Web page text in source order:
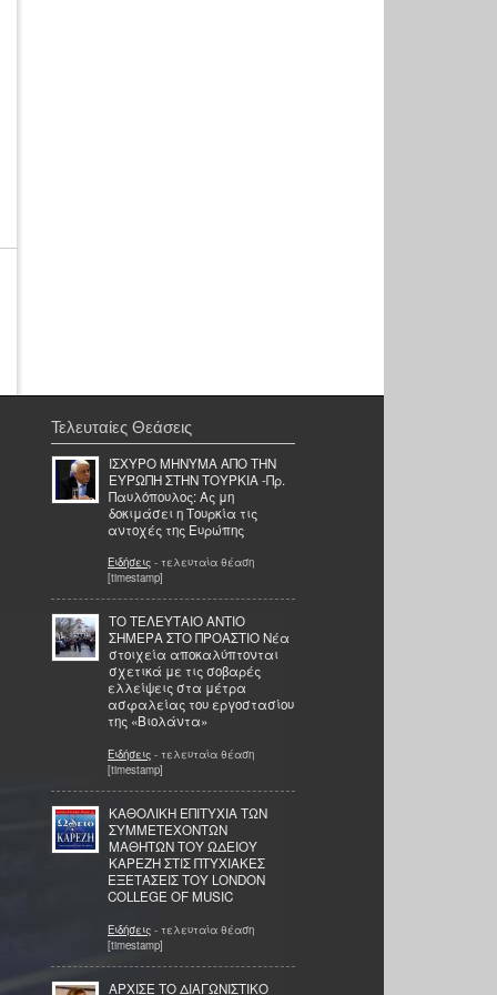
Τελευταίες Θεάσεις
ΙΣΧΥΡΟ ΜΗΝΥΜΑ ΑΠΟ ΤΗΝ
ΕΥΡΩΠΗ ΣΤΗΝ ΤΟΥΡΚΙΑ -Πρ.
Παυλόπουλος: Ας μη
δοκιμάσει η Τουρκία τις
αντοχές της Ευρώπης
Ειδήσεις - τελευταία θέαση
[timestamp]
ΤΟ ΤΕΛΕΥΤΑΙΟ ΑΝΤΙΟ
ΣΗΜΕΡΑ ΣΤΟ ΠΡΟΑΣΤΙΟ Νέα
στοιχεία αποκαλύπτονται
σχετικά με τις σοβαρές
ελλείψεις στα μέτρα
ασφαλείας του εργοστασίου
της «Βιολάντα»
Ειδήσεις - τελευταία θέαση
[timestamp]
ΚΑΘΟΛΙΚΗ ΕΠΙΤΥΧΙΑ ΤΩΝ
ΣΥΜΜΕΤΕΧΟΝΤΩΝ
ΜΑΘΗΤΩΝ ΤΟΥ ΩΔΕΙΟΥ
ΚΑΡΕΖΗ ΣΤΙΣ ΠΤΥΧΙΑΚΕΣ
ΕΞΕΤΑΣΕΙΣ ΤΟΥ LONDON
COLLEGE OF MUSIC
Ειδήσεις - τελευταία θέαση
[timestamp]
ΑΡΧΙΣΕ ΤΟ ΔΙΑΓΩΝΙΣΤΙΚΟ